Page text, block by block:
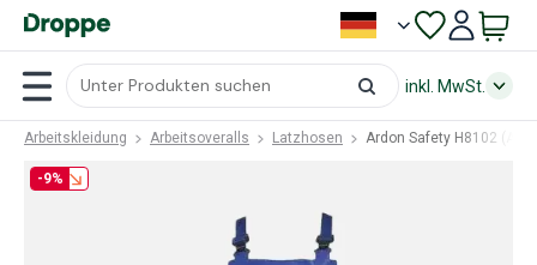
inkl. MwSt.
Arbeitskleidung Arbeitsoveralls Latzhosen Ardon Safety H8102
-9%